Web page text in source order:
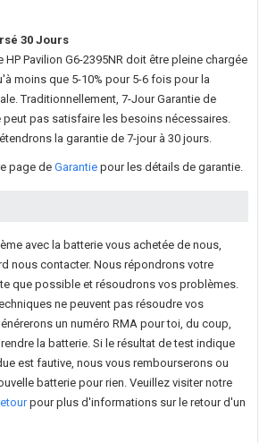
30 Jours
HP Pavilion G6-2395NR doit être pleine chargée
moins que 5-10% pour 5-6 fois pour la
Traditionnellement, 7-Jour Garantie de
peut pas satisfaire les besoins nécessaires.
la garantie de 7-jour à 30 jours.
page de Garantie pour les détails de garantie.
avec la batterie vous achetée de nous,
nous contacter. Nous répondrons votre
que possible et résoudrons vos problèmes.
ne peuvent pas résoudre vos
un numéro RMA pour toi, du coup,
la batterie. Si le résultat de test indique
est fautive, nous vous rembourserons ou
batterie pour rien. Veuillez visiter notre
pour plus d'informations sur le retour d'un